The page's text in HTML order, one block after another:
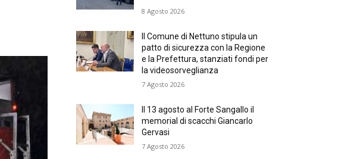
8 Agosto 2026
Il Comune di Nettuno stipula un
patto di sicurezza con la Regione
e la Prefettura, stanziati fondi per
la videosorveglianza
7 Agosto 2026
Il 13 agosto al Forte Sangallo il
memorial di scacchi Giancarlo
Gervasi
7 Agosto 2026